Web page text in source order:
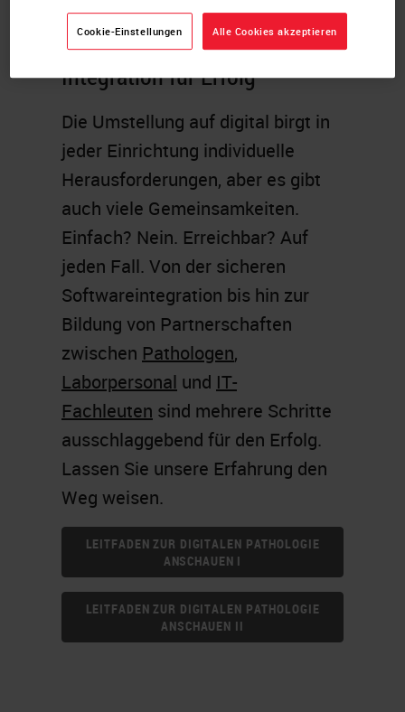
Integration für Erfolg
Die Umstellung auf digital birgt in
jeder Einrichtung individuelle
Herausforderungen, aber es gibt
auch viele Gemeinsamkeiten.
Einfach? Nein. Erreichbar? Auf
jeden Fall. Von der sicheren
Softwareintegration bis hin zur
Bildung von Partnerschaften
zwischen Pathologen,
Laborpersonal und IT-
Fachleuten sind mehrere Schritte
ausschlaggebend für den Erfolg.
Lassen Sie unsere Erfahrung den
Weg weisen.
LEITFADEN ZUR DIGITALEN PATHOLOGIE
ANSCHAUEN I
LEITFADEN ZUR DIGITALEN PATHOLOGIE
ANSCHAUEN II
Cookie-Einstellungen Alle Cookies akzeptieren